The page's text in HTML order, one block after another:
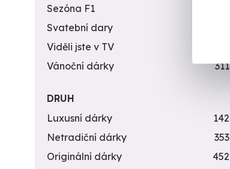
Sezóna F1
Svatební dary
Viděli jste v TV
Vánoční dárky
311
DRUH
Luxusní dárky
142
Netradiční dárky
353
Originální dárky
452